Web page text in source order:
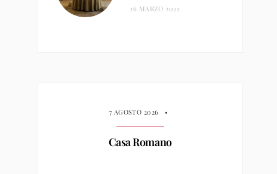
26 MARZO 2021
7 AGOSTO 2026 •
Casa Romano